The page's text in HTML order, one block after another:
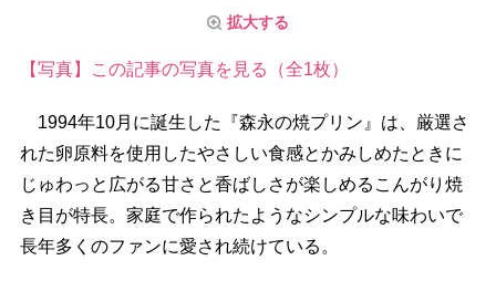
拡大する
【写真】この記事の写真を見る（全1枚）
1994年10月に誕生した『森永の焼プリン』は、厳選さ
れた卵原料を使用したやさしい食感とかみしめたときに
じゅわっと広がる甘さと香ばしさが楽しめるこんがり焼
き目が特長。家庭で作られたようなシンプルな味わいで
長年多くのファンに愛され続けている。